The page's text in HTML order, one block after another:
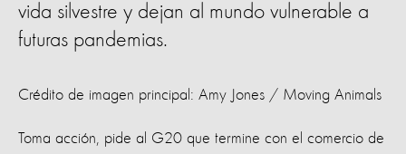
vida silvestre y dejan al mundo vulnerable a
futuras pandemias.
Crédito de imagen principal: Amy Jones / Moving Animals
Toma acción, pide al G20 que termine con el comercio de